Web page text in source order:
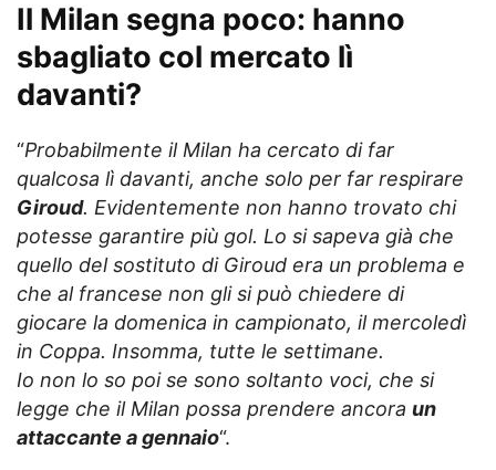
Il Milan segna poco: hanno
sbagliato col mercato lì
davanti?
“Probabilmente il Milan ha cercato di far
qualcosa lì davanti, anche solo per far respirare
Giroud. Evidentemente non hanno trovato chi
potesse garantire più gol. Lo si sapeva già che
quello del sostituto di Giroud era un problema e
che al francese non gli si può chiedere di
giocare la domenica in campionato, il mercoledì
in Coppa. Insomma, tutte le settimane.
Io non lo so poi se sono soltanto voci, che si
legge che il Milan possa prendere ancora un
attaccante a gennaio“.